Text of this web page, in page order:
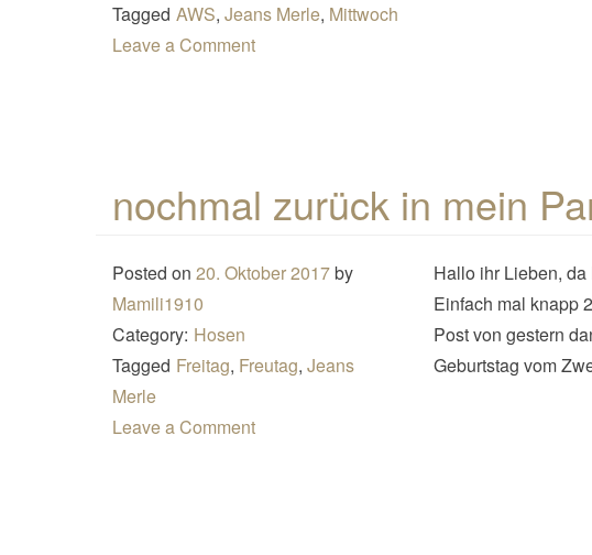
Tagged AWS, Jeans Merle, Mittwoch
Leave a Comment
nochmal zurück in mein
Posted on 20. Oktober 2017by
Mamili1910
Category: Hosen
Tagged Freitag, Freutag, Jeans
Merle
Leave a Comment
Hallo ihr Lieben,
Einfach mal knapp
Post von gestern
Geburtstag vom